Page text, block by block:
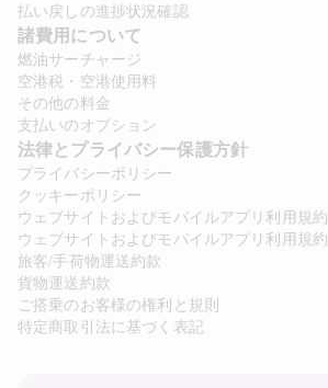
払い戻しの進捗状況確認
諸費用について
燃油サーチャージ
空港税・空港使用料
その他の料金
支払いのオプション
法律とプライバシー保護方針
プライバシーポリシー
クッキーポリシー
ウェブサイトおよびモバイルアプリ利用規約
ウェブサイトおよびモバイルアプリ利用規約
旅客/手荷物運送約款
貨物運送約款
ご搭乗のお客様の権利と規則
特定商取引法に基づく表記